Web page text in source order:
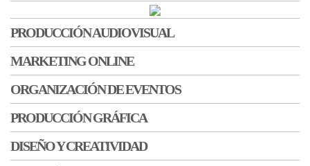
PRODUCCIÓN AUDIOVISUAL
MARKETING ONLINE
ORGANIZACIÓN DE EVENTOS
PRODUCCIÓN GRÁFICA
DISEÑO Y CREATIVIDAD